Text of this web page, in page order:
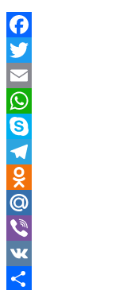
Facebook
Twitter
Email
WhatsApp
Skype
Telegram
Odnoklassniki
Mail.Ru
Viber
VK